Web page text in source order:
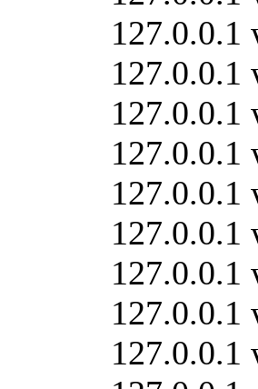
127.0.0.1
127.0.0.1
127.0.0.1
127.0.0.1
127.0.0.1
127.0.0.1
127.0.0.1